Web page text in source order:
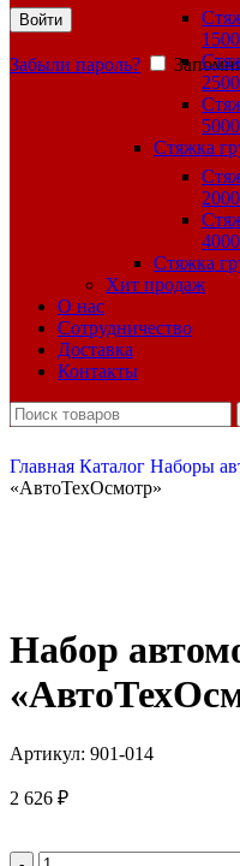
Войти
Забыли пароль?
Стяжка
Стяжка
Хит продаж
О нас
Сотрудничество
Доставка
Контакты
Главная Каталог Наборы
«АвтоТехОсмотр»
Набор
Артикул: 901-014
2 626 ₽